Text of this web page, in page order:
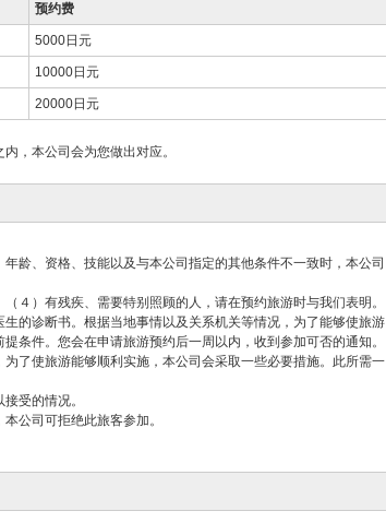
预约费
5000日元
10000日元
20000日元
，本公司会为您做出对应。
龄、资格、技能以及与本公司指定的其他条件不一致时，本公司
４）有残疾、需要特别照顾的人，请在预约旅游时与我们表明。
的诊断书。根据当地事情以及关系机关等情况，为了能够使旅游
条件。您会在申请旅游预约后一周以内，收到参加可否的通知。
了使旅游能够顺利实施，本公司会采取一些必要措施。此所需一
受的情况。
公司可拒绝此旅客参加。